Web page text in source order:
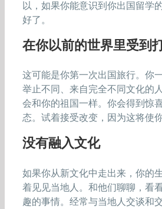
以，如果你能意识到你出国留学
好了。
在你以前的世界里受到
这可能是你第一次出国旅行。你
举止不同、来自完全不同文化的
会和你的祖国一样。你会得到惊
态。试着接受改变，因为这将使
没有融入文化
如果你从新文化中走出来，你的
着见见当地人。和他们聊聊，看
趣的事情。经常与当地人交谈和